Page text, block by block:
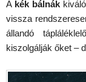
A kék bálnákkiváló
vissza
állandó
kiszolgálják őket –